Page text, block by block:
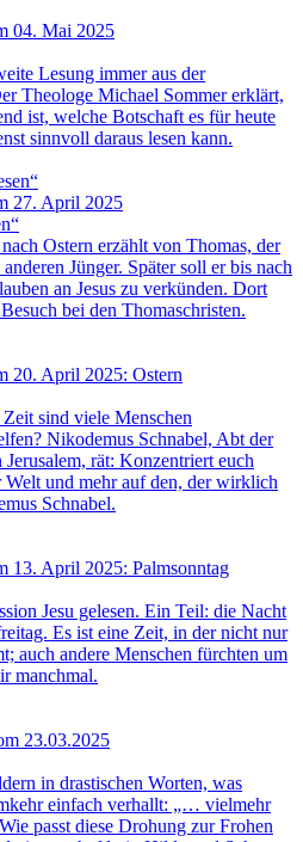
04. Mai 2025
Lesung immer aus der
Theologe Michael Sommer erklärt,
ist, welche Botschaft es für heute
sinnvoll daraus lesen kann.
27. April 2025
Ostern erzählt von Thomas, der
Jünger. Später soll er bis nach
an Jesus zu verkünden. Dort
bei den Thomaschristen.
20. April 2025: Ostern
sind viele Menschen
Nikodemus Schnabel, Abt der
rät: Konzentriert euch
und mehr auf den, der wirklich
Schnabel.
13. April 2025: Palmsonntag
Jesu gelesen. Ein Teil: die Nacht
Es ist eine Zeit, in der nicht nur
auch andere Menschen fürchten um
manchmal.
23.03.2025
in drastischen Worten, was
einfach verhallt: „… vielmehr
passt diese Drohung zur Frohen